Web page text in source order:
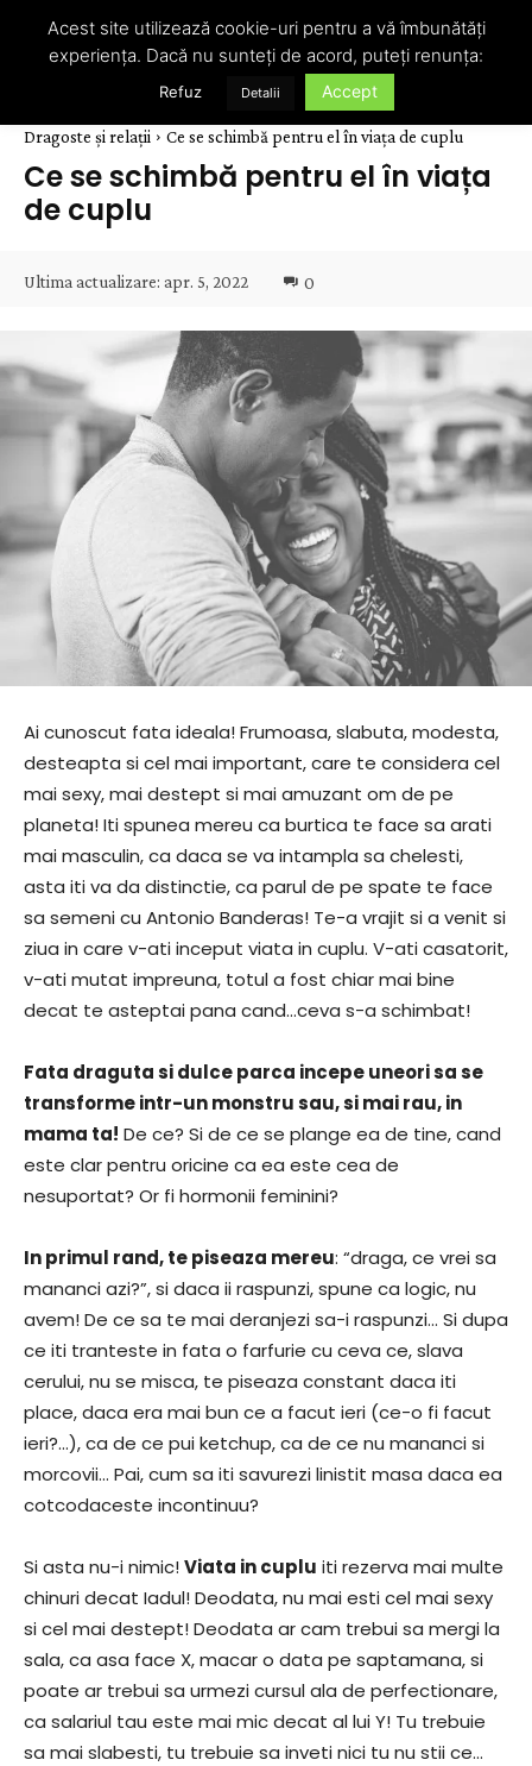
Dragoste și relații Ce se schimbă pentru el în viața de cuplu
Ce se schimbă pentru el în viața
de cuplu
Ultima actualizare: apr. 5, 2022 0
Ai cunoscut fata ideala! Frumoasa, slabuta, modesta,
desteapta si cel mai important, care te considera cel
mai sexy, mai destept si mai amuzant om de pe
planeta! Iti spunea mereu ca burtica te face sa arati
mai masculin, ca daca se va intampla sa chelesti,
asta iti va da distinctie, ca parul de pe spate te face
sa semeni cu Antonio Banderas! Te-a vrajit si a venit si
ziua in care v-ati inceput viata in cuplu. V-ati casatorit,
v-ati mutat impreuna, totul a fost chiar mai bine
decat te asteptai pana cand…ceva s-a schimbat!
Fata draguta si dulce parca incepe uneori sa se
transforme intr-un monstru sau, si mai rau, in
mama ta! De ce? Si de ce se plange ea de tine, cand
este clar pentru oricine ca ea este cea de
nesuportat? Or fi hormonii feminini?
In primul rand, te piseaza mereu: “draga, ce vrei sa
mananci azi?”, si daca ii raspunzi, spune ca logic, nu
avem! De ce sa te mai deranjezi sa-i raspunzi… Si dupa
ce iti tranteste in fata o farfurie cu ceva ce, slava
cerului, nu se misca, te piseaza constant daca iti
place, daca era mai bun ce a facut ieri (ce-o fi facut
ieri?…), ca de ce pui ketchup, ca de ce nu mananci si
morcovii… Pai, cum sa iti savurezi linistit masa daca ea
cotcodaceste incontinuu?
Si asta nu-i nimic!Viata in cuplu iti rezerva mai multe
chinuri decat Iadul! Deodata, nu mai esti cel mai sexy
si cel mai destept! Deodata ar cam trebui sa mergi la
sala, ca asa face X, macar o data pe saptamana, si
poate ar trebui sa urmezi cursul ala de perfectionare,
ca salariul tau este mai mic decat al lui Y! Tu trebuie
sa mai slabesti, tu trebuie sa inveti nici tu nu stii ce…
Acest site utilizează cookie-uri pentru a vă îmbunătăți
experiența. Dacă nu sunteți de acord, puteți renunța:
Refuz Detalii Accept